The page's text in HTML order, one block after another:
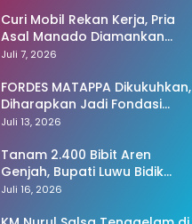
Curi Mobil Rekan Kerja, Pria
Asal Manado Diamankan
Polisi
Juli 7, 2026
FORDES MATAPPA Dikukuhkan,
Diharapkan Jadi Fondasi
Program Jaga Desa di Luwu
Juli 13, 2026
Tanam 2.400 Bibit Aren
Genjah, Bupati Luwu Bidik
Sentra Produksi Gula Aren
Juli 16, 2026